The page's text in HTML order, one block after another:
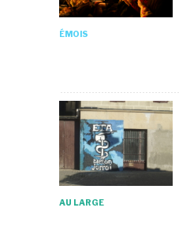
NOS PARTENAIRES
ÉMOIS
AU LARGE